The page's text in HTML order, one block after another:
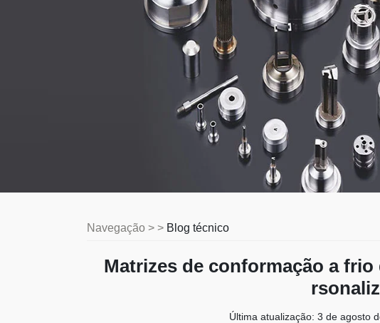
Navegação > > Blog técnico
Matrizes de conformação a
Última atualização: 3 de agosto